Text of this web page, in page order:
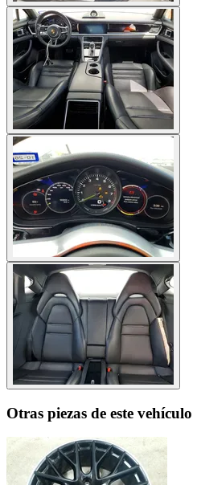
Otras piezas de este vehículo